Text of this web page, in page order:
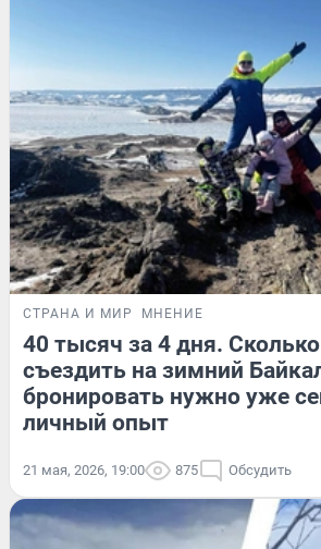
СТРАНА И МИР МНЕНИЕ
40 тысяч за 4 дня.
съездить на зимний
бронировать нужно уже
личный опыт
21 мая, 2026, 19:00 875 Обсудить